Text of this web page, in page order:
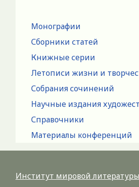
Монографии
Сборники статей
Книжные серии
Летописи жизни и
Собрания сочинений
Научные издания
Справочники
Материалы конференций
Институт мировой